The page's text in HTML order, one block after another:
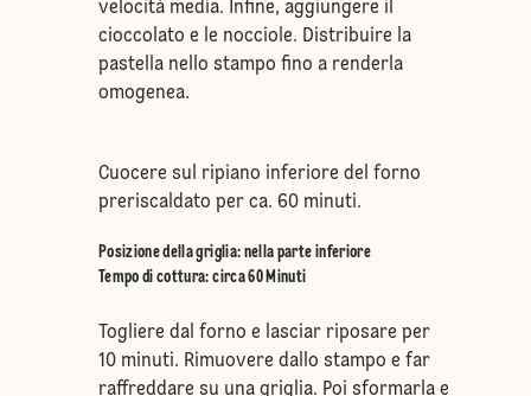
velocità media. Infine, aggiungere il
cioccolato e le nocciole. Distribuire la
pastella nello stampo fino a renderla
omogenea.
Cuocere sul ripiano inferiore del forno
preriscaldato per ca. 60 minuti.
Posizione della griglia: nella parte inferiore
Tempo di cottura: circa 60 Minuti
Togliere dal forno e lasciar riposare per
10 minuti. Rimuovere dallo stampo e far
raffreddare su una griglia. Poi sformarla e